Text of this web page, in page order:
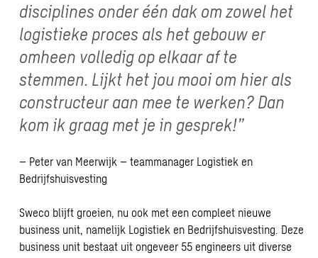
disciplines onder één dak om zowel het
logistieke proces als het gebouw er
omheen volledig op elkaar af te
stemmen. Lijkt het jou mooi om hier als
constructeur aan mee te werken? Dan
kom ik graag met je in gesprek!”
– Peter van Meerwijk – teammanager Logistiek en
Bedrijfshuisvesting
Sweco blijft groeien, nu ook met een compleet nieuwe
business unit, namelijk Logistiek en Bedrijfshuisvesting. Deze
business unit bestaat uit ongeveer 55 engineers uit diverse